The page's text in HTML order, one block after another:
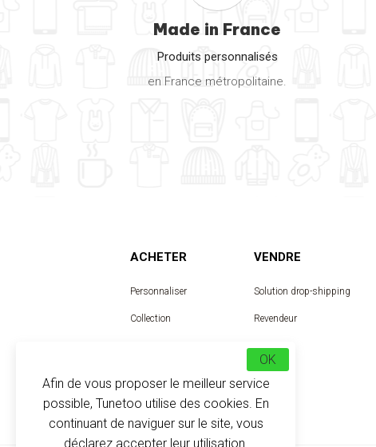
Made in France
Produits personnalisés
en France métropolitaine.
ACHETER
Personnaliser
Collection
VENDRE
Solution drop-shipping
Revendeur
Designer
Afin de vous proposer le meilleur service
possible, Tunetoo utilise des cookies. En
continuant de naviguer sur le site, vous
déclarez accepter leur utilisation.
OK